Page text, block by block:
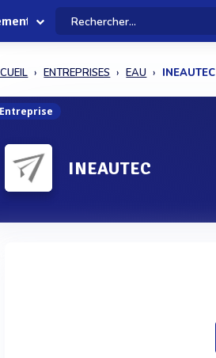
ENTREPRISES EAU INEAUTEC
Entreprise
INEAUTEC